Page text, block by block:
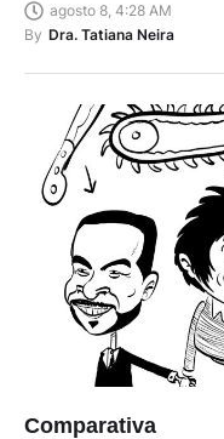
agosto 8, 4:28 AM
By Dra. Tatiana Neira
Comparativa